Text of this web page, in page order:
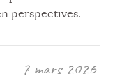
perspectives.
7 mars 2026